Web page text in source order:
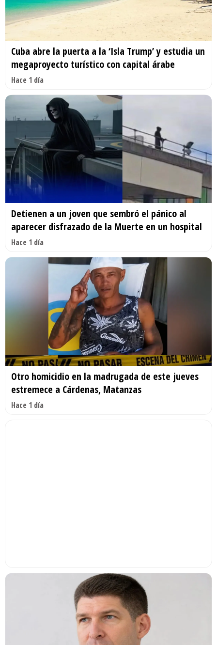
Cuba abre la puerta a la ‘Isla Trump’ y estudia un
megaproyecto turístico con capital árabe
Hace 1 día
Detienen a un joven que sembró el pánico al
aparecer disfrazado de la Muerte en un hospital
Hace 1 día
Otro homicidio en la madrugada de este jueves
estremece a Cárdenas, Matanzas
Hace 1 día